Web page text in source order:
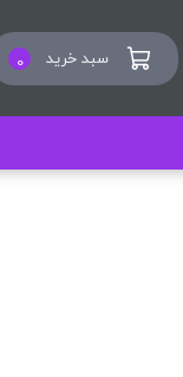
سبد خرید 0